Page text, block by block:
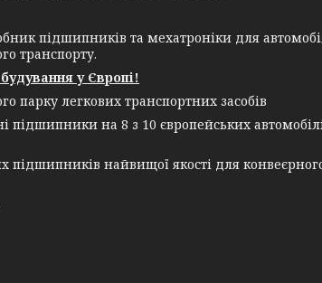
підшипників та мехатроніки для
транспорту.
у Європі!
парку легкових транспортних засобів
підшипники на 8 з 10 європейських
найвищої якості для